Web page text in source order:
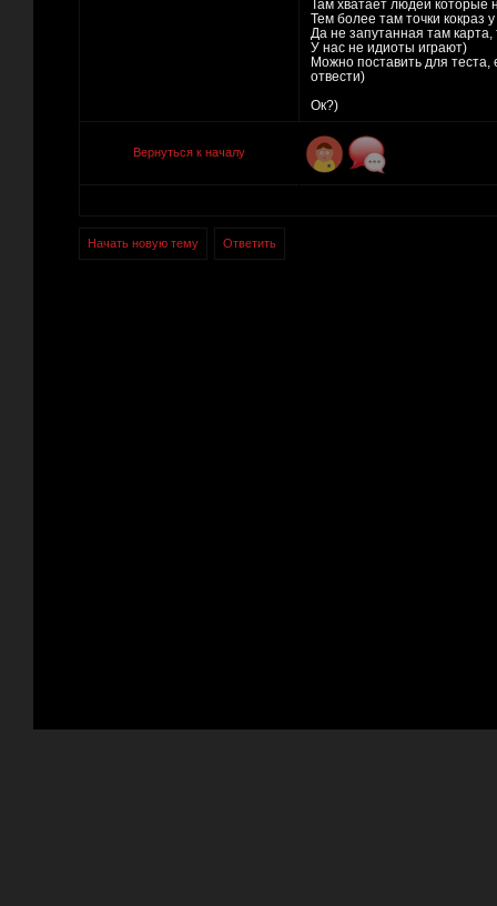
Там хватает людей которые
Тем более там точки кокраз
Да не запутанная там
У нас не идиоты играют)
Можно поставить для теста,
отвести)
Ок?)
Вернуться к началу
Начать новую тему Ответить